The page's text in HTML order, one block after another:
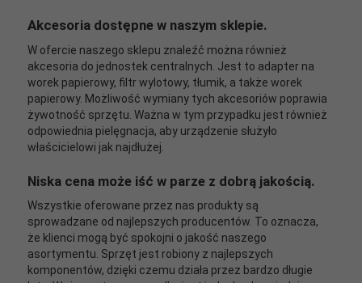
Akcesoria dostępne w naszym sklepie.
W ofercie naszego sklepu znaleźć można również
akcesoria do jednostek centralnych. Jest to adapter na
worek papierowy, filtr wylotowy, tłumik, a także worek
papierowy. Możliwość wymiany tych akcesoriów poprawia
żywotność sprzętu. Ważna w tym przypadku jest również
odpowiednia pielęgnacja, aby urządzenie służyło
właścicielowi jak najdłużej.
Niska cena może iść w parze z dobrą jakością.
Wszystkie oferowane przez nas produkty są
sprowadzane od najlepszych producentów. To oznacza,
że klienci mogą być spokojni o jakość naszego
asortymentu. Sprzęt jest robiony z najlepszych
komponentów, dzięki czemu działa przez bardzo długie